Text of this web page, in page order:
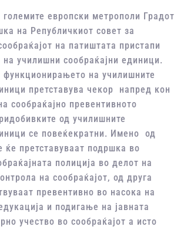
европски метрополи Градот
на Републичкиот совет за
на патиштата пристапи
училишни сообраќајни единици.
на училишните
претставува чекор напред кон
сообраќајно превентивното
од училишните
се повеќекратни. Имено од
ќе претставуваат подршка во
полиција во делот на
на сообраќајот, од друга
превентивно во насока на
и подигање на јавната
учество во сообраќајот а исто